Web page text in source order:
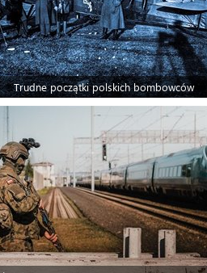
Trudne początki polskich bombowców